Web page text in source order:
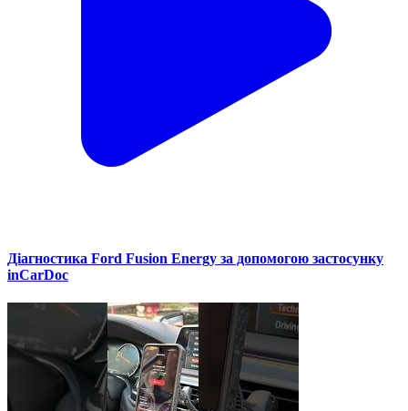
Діагностика Ford Fusion Energy за допомогою застосунку
inCarDoc